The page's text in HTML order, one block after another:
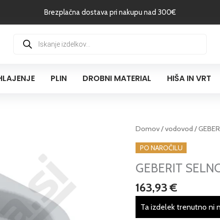
Brezplačna dostava pri nakupu nad 300€
search
PLIN DROBNI MATERIAL HIŠA IN VRT
Domov/vodovod /
PO NAROČILU
GEBERIT
163,93€
Ta izdelek trenutno ni
GEBERIT
SELNOVA
WC
školjka,
talni
odtok